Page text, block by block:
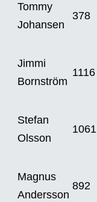
Tommy
Johansen
378
Jimmi
Bornström
1116
Stefan
Olsson
1061
Magnus
Andersson
892